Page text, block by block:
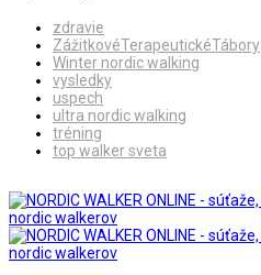
zdravie
ZážitkovéTerapeutickéTábory
Winter nordic walking
vysledky
uspech
ultra nordic walking
tréning
top walker sveta